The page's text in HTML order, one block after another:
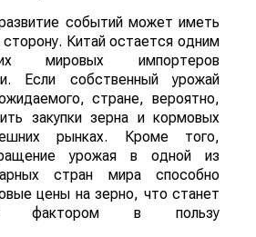
событий может иметь
Китай остается одним
мировых импортеров
Если собственный урожай
стране, вероятно,
закупки зерна и кормовых
рынках. Кроме того,
урожая в одной из
стран мира способно
цены на зерно, что станет
фактором в пользу